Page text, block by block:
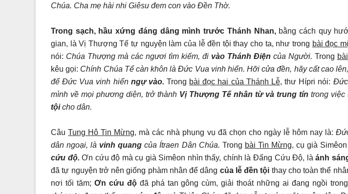
Chúa. Cha mẹ hài nhi Giêsu đem con vào Đền Thờ.
Trong sạch, hầu xứng đáng dâng mình trước Thánh Nhan, bằng cách quy
gian, là Vị Thượng Tế tự nguyện làm của lễ đền tội thay cho ta, như trong bài đọc
nói: Chúa Thượng mà các ngươi tìm kiếm, đi vào Thánh Điện của Người. Trong
kêu gọi: Chính Chúa Tể càn khôn là Đức Vua vinh hiển. Hỡi cửa đền, hãy cất cao
để Đức Vua vinh hiển ngự vào. Trong bài đọc hai của Thánh Lễ, thư Hípri nói: Đức
mình về mọi phương diện, trở thành Vị Thượng Tế nhân từ và trung tín trong việc
tộicho dân.
CâuTung Hô Tin Mừng, mà các nhà phụng vụ đã chọn cho ngày lễ hôm nay là:
dân ngoại, là vinh quang của Ítraen Dân Chúa. Trong bài Tin Mừng, cụ già
cứu độ. Ơn cứu độ mà cụ già Simêon nhìn thấy, chính là Đấng Cứu Độ, làánh
đã tự nguyện trở nên giống phàm nhân để dâng của lễ đền tội thay cho toàn thể
nơi tối tăm; Ơn cứu độđã phá tan gông cùm, giải thoát những ai đang ngồi